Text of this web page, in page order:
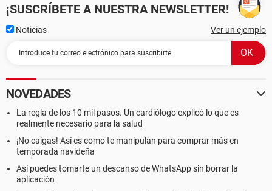
¡SUSCRÍBETE A NUESTRA NEWSLETTER!
Noticias Ver un ejemplo
NOVEDADES
La regla de los 10 mil pasos. Un cardiólogo explicó lo que es
realmente necesario para la salud
¡No caigas! Así es como te manipulan para comprar más en
temporada navideña
Así puedes tomarte un descanso de WhatsApp sin borrar la
aplicación